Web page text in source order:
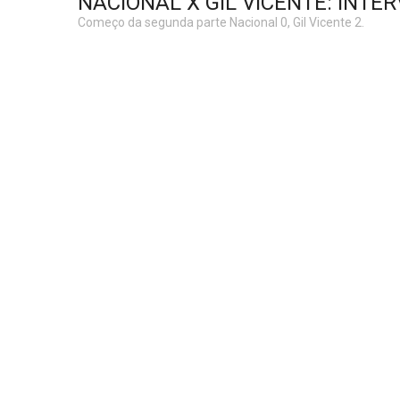
Começo da segunda parte Nacional 0, Gil Vicente 2.